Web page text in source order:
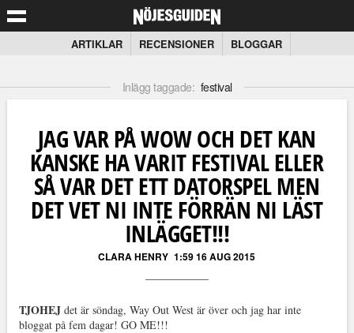
ARTIKLAR RECENSIONER BLOGGAR
Inlägg taggade: festival
JAG VAR PÅ WOW OCH DET KAN
KANSKE HA VARIT FESTIVAL ELLER
SÅ VAR DET ETT DATORSPEL MEN
DET VET NI INTE FÖRRÄN NI LÄST
INLÄGGET!!!
CLARA HENRY 1:59 16 AUG 2015
TJOHEJdet är söndag, Way Out West är över och jag har inte
bloggat på fem dagar! GO ME!!!